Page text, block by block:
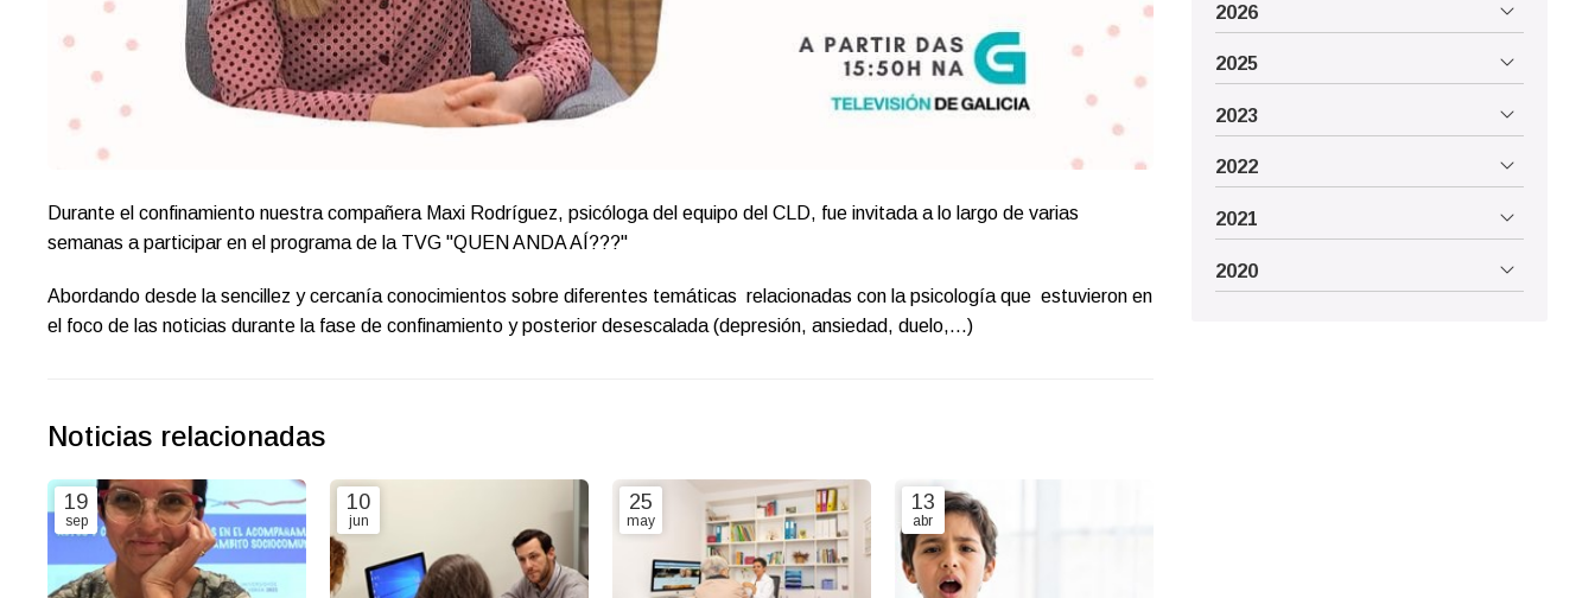
Durante el confinamiento nuestra compañera Maxi Rodríguez, psicóloga del equipo del CLD, fue invitada a lo largo de varias
semanas a participar en el programa de la TVG "QUEN ANDA AÍ???"
Abordando desde la sencillez y cercanía conocimientos sobre diferentes temáticas relacionadas con la psicología que estuvieron en
el foco de las noticias durante la fase de confinamiento y posterior desescalada (depresión, ansiedad, duelo,...)
Noticias relacionadas
19
sep
10
jun
25
may
13
abr
2026
2025
2023
2022
2021
2020